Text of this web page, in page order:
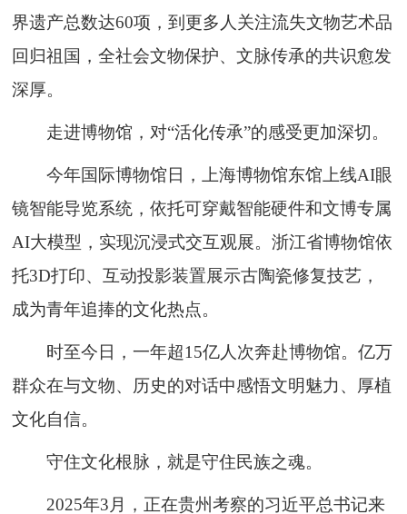
界遗产总数达60项，到更多人关注流失文物艺术品
回归祖国，全社会文物保护、文脉传承的共识愈发
深厚。
走进博物馆，对“活化传承”的感受更加深切。
今年国际博物馆日，上海博物馆东馆上线AI眼
镜智能导览系统，依托可穿戴智能硬件和文博专属
AI大模型，实现沉浸式交互观展。浙江省博物馆依
托3D打印、互动投影装置展示古陶瓷修复技艺，
成为青年追捧的文化热点。
时至今日，一年超15亿人次奔赴博物馆。亿万
群众在与文物、历史的对话中感悟文明魅力、厚植
文化自信。
守住文化根脉，就是守住民族之魂。
2025年3月，正在贵州考察的习近平总书记来